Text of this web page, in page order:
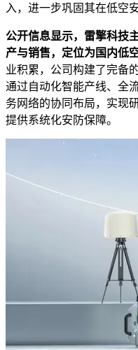
入，进一步巩固其在低空
公开信息显示，雷擎科技
产与销售，定位为国内低
业积累，公司构建了完备
通过自动化智能产线、全
务网络的协同布局，实现
提供系统化安防保障。